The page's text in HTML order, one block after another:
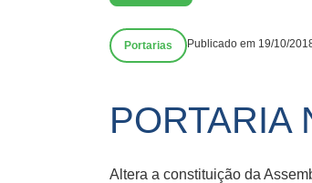
Portarias Publicado em 19/10/
PORTARIA
Altera a constituição da